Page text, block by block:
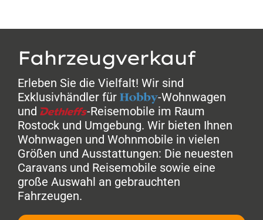
Fahrzeugverkauf
Erleben Sie die Vielfalt! Wir sind
Exklusivhändler für
-Wohnwagen
und
-Reisemobile im Raum
Rostock und Umgebung. Wir bieten Ihnen
Wohnwagen und Wohnmobile in vielen
Größen und Ausstattungen: Die neuesten
Caravans und Reisemobile sowie eine
große Auswahl an gebrauchten
Fahrzeugen.